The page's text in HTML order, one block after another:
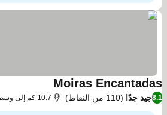
Moiras Encantadas
8.1جيد جدًا (110 من النقاط) 10.7 كم إلى وسط المدينة